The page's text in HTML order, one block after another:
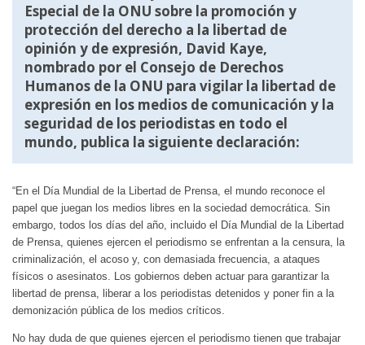
Especial de la ONU sobre la promoción y
protección del derecho a la libertad de
opinión y de expresión, David Kaye,
nombrado por el Consejo de Derechos
Humanos de la ONU para vigilar la libertad de
expresión en los medios de comunicación y la
seguridad de los periodistas en todo el
mundo, publica la siguiente declaración:
“En el Día Mundial de la Libertad de Prensa, el mundo reconoce el
papel que juegan los medios libres en la sociedad democrática. Sin
embargo, todos los días del año, incluido el Día Mundial de la Libertad
de Prensa, quienes ejercen el periodismo se enfrentan a la censura, la
criminalización, el acoso y, con demasiada frecuencia, a ataques
físicos o asesinatos. Los gobiernos deben actuar para garantizar la
libertad de prensa, liberar a los periodistas detenidos y poner fin a la
demonización pública de los medios críticos.
No hay duda de que quienes ejercen el periodismo tienen que trabajar